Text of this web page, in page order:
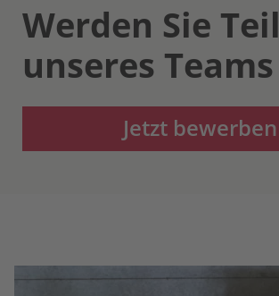
Werden Sie Teil
unseres Teams
Jetzt bewerben